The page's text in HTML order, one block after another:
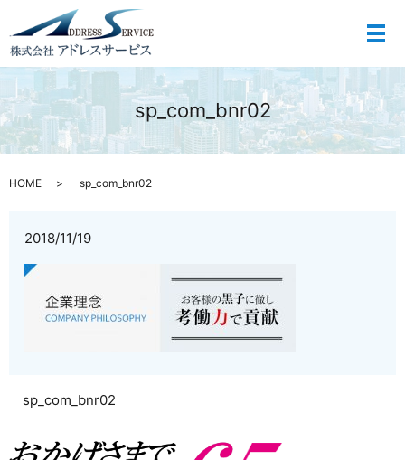
メ
sp_com_bnr02
HOME sp_com_bnr02
2018/11/19
sp_com_bnr02